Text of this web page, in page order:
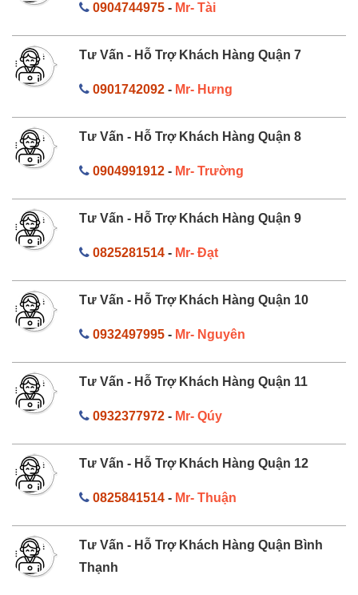
0904744975- Mr- Tài
Tư Vấn - Hỗ Trợ Khách Hàng Quận 7
0901742092- Mr- Hưng
Tư Vấn - Hỗ Trợ Khách Hàng Quận 8
0904991912- Mr- Trường
Tư Vấn - Hỗ Trợ Khách Hàng Quận 9
0825281514- Mr- Đạt
Tư Vấn - Hỗ Trợ Khách Hàng Quận 10
0932497995- Mr- Nguyên
Tư Vấn - Hỗ Trợ Khách Hàng Quận 11
0932377972- Mr- Qúy
Tư Vấn - Hỗ Trợ Khách Hàng Quận 12
0825841514- Mr- Thuận
Tư Vấn - Hỗ Trợ Khách Hàng Quận Bình
Thạnh